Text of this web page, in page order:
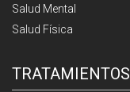
Salud Mental
Salud Física
TRATAMIENTOS